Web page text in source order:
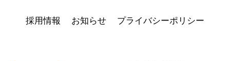
採用情報 お知らせ プライバシーポリシー